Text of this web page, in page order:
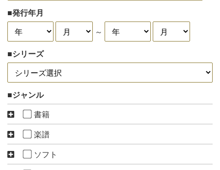
発行年月
～
シリーズ
ジャンル
書籍
楽譜
ソフト